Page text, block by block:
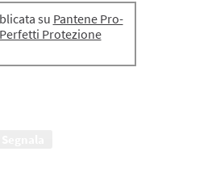
su Pantene Pro-
Protezione